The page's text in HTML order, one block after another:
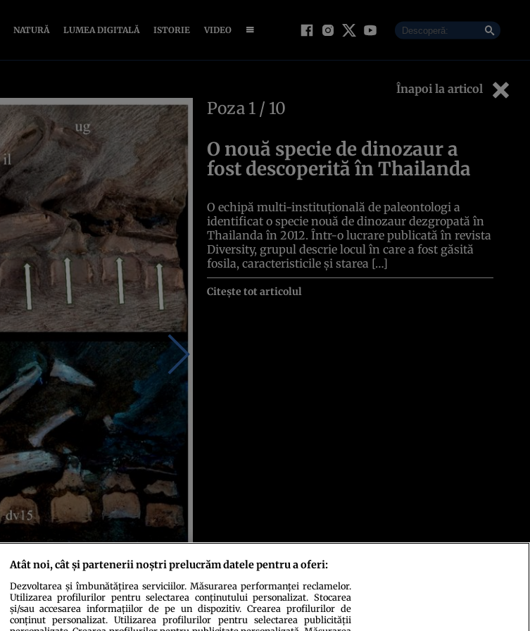
NATURĂ LUMEA DIGITALĂ ISTORIE VIDEO
Înapoi la articol
Poza 1 / 10
O nouă specie de dinozaur a
fost descoperită în Thailanda
O echipă multi-instituțională de paleontologi a
identificat o specie nouă de dinozaur dezgropată în
Thailanda în 2012. Într-o lucrare publicată în revista
Diversity, grupul descrie locul în care a fost găsită
fosila, caracteristicile și starea […]
Citește tot articolul
Atât noi, cât și partenerii noștri prelucrăm datele pentru a oferi:
Dezvoltarea și îmbunătățirea serviciilor. Măsurarea performanței reclamelor.
Utilizarea profilurilor pentru selectarea conținutului personalizat. Stocarea
și/sau accesarea informațiilor de pe un dispozitiv. Crearea profilurilor de
conținut personalizat. Utilizarea profilurilor pentru selectarea publicității